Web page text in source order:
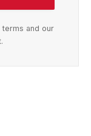
and our